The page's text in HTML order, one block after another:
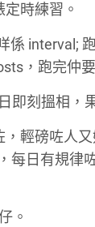
時練習。
係 interval;
，跑完仲
即刻搵相，
輕磅咗人
日有規律
。